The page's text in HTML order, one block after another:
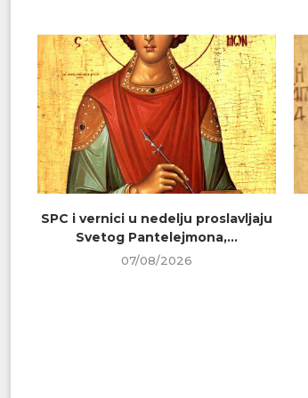
SPC i vernici u nedelju proslavljaju
Svetog Pantelejmona,...
07/08/2026